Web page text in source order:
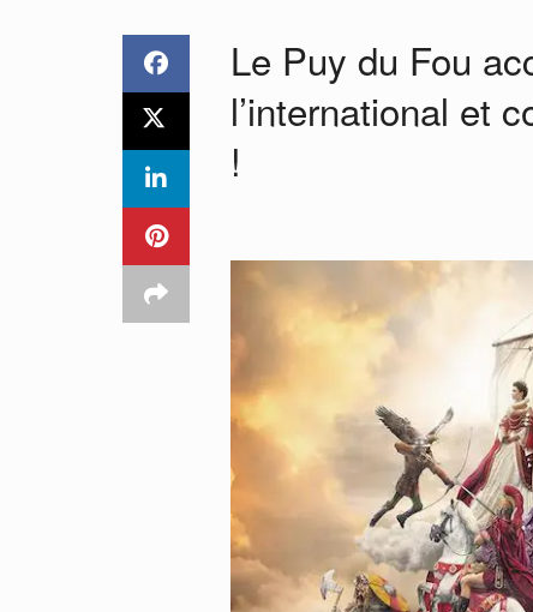
Le Puy du Fou
l’international et
!